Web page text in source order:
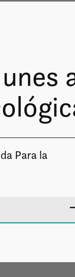
Para la